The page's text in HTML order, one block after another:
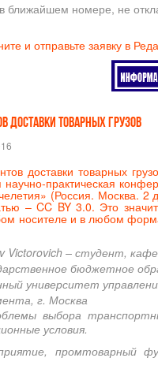
ближайшем номере, не
и отправьте заявку в
доставки товарных грузов
доставки товарных
практическая
(Россия. Москва. 2
– CC BY 3.0. Это
носителе и в любом
Victorovich – студент,
бюджетное
университет
г. Москва
выбора
условия.
промтоварный